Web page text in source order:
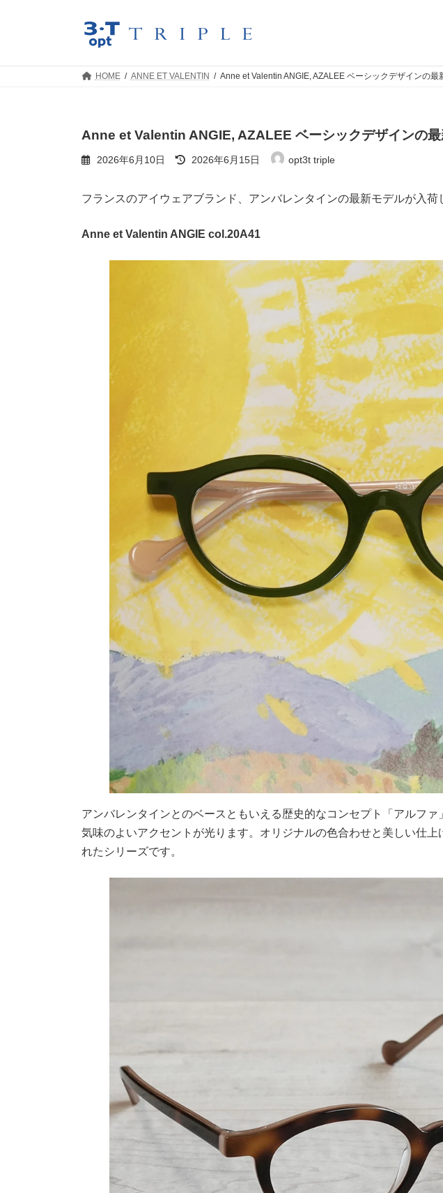
HOME ANNE ET VALENTIN Anne et Valentin ANGIE, AZALEE ベーシックデザインの最
Anne et Valentin ANGIE, AZALEE ベーシックデザインの
2026年6月10日
最
終
新
日
:
2026年6月15日 opt3t triple
フランスのアイウェアブランド、アンバレンタインの最新モデルが入荷
Anne et Valentin ANGIE col.20A41
アンバレンタインとのベースともいえる歴史的なコンセプト「アルフ
気味のよいアクセントが光ります。オリジナルの色合わせと美しい仕
れたシリーズです。